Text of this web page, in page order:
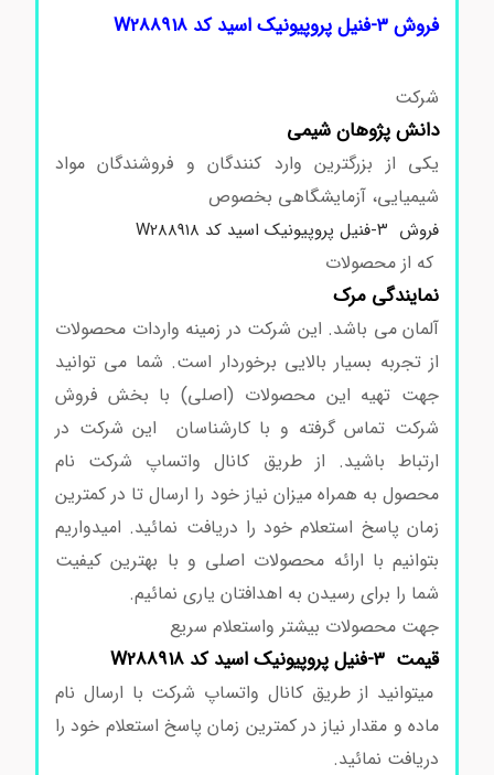
فروش ۳-فنیل پروپیونیک اسید کد W288918
شرکت
دانش پژوهان شیمی
یکی از بزرگترین وارد کنندگان و فروشندگان مواد
شیمیایی، آزمایشگاهی بخصوص
فروش ۳-فنیل پروپیونیک اسید کد W288918
که از محصولات
نمایندگی مرک
آلمان می باشد. این شرکت در زمینه واردات محصولات
از تجربه بسیار بالایی برخوردار است. شما می توانید
جهت تهیه این محصولات (اصلی) با بخش فروش
شرکت تماس گرفته و با کارشناسان این شرکت در
ارتباط باشید. از طریق کانال واتساپ شرکت نام
محصول به همراه میزان نیاز خود را ارسال تا در کمترین
زمان پاسخ استعلام خود را دریافت نمائید. امیدواریم
بتوانیم با ارائه محصولات اصلی و با بهترین کیفیت
شما را برای رسیدن به اهدافتان یاری نمائیم.
جهت محصولات بیشتر واستعلام سریع
قیمت ۳-فنیل پروپیونیک اسید کد W288918
میتوانید از طریق کانال واتساپ شرکت با ارسال نام
ماده و مقدار نیاز در کمترین زمان پاسخ استعلام خود را
دریافت نمائید.